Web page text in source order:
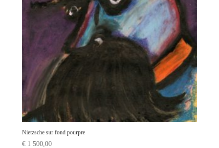
Nietzsche sur fond pourpre
€1 500,00